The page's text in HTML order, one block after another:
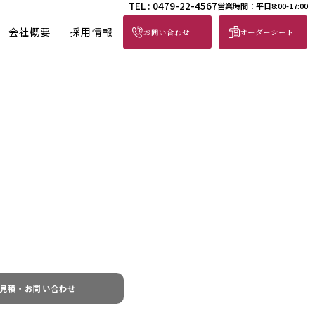
TEL : 0479-22-4567営業時間：平日8:00-17:00
会社概要 採用情報 お問い合わせ オーダーシート
積・お問い合わせ